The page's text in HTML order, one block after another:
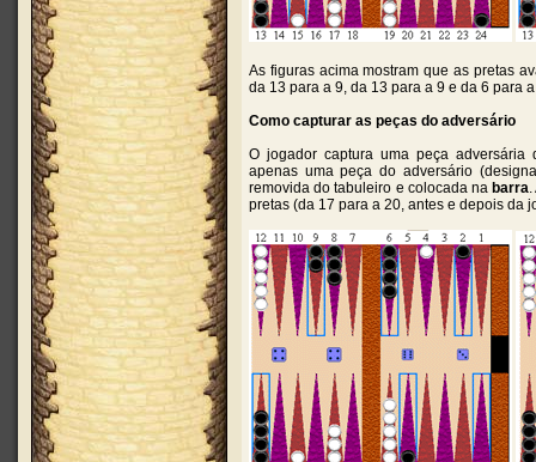
As figuras acima mostram que as pretas
da 13 para a 9, da 13 para a 9 e da 6 para
Como capturar as peças do adversário
O jogador captura uma peça
apenas uma peça do adversário
removida do tabuleiro e colocada na barra
pretas (da 17 para a 20, antes e depois da